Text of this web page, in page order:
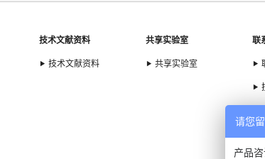
技术文献资料
技术文献资料
共享实验室
共享实验室
联
请您
产品